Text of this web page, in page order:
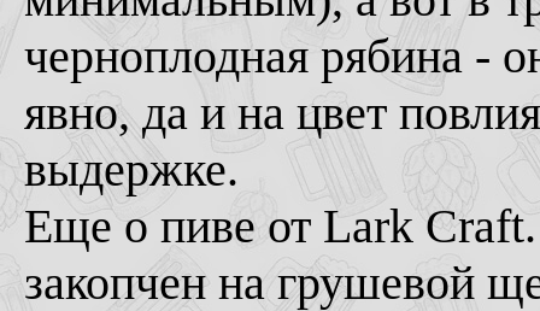
черноплодная рябина -
явно, да и на цвет
выдержке.
Еще о пиве от Lark
закопчен на грушевой